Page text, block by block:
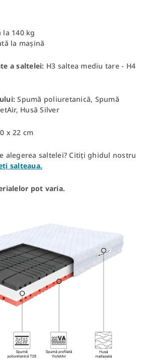
la 140 kg
la mașină
a saltelei: H3 saltea mediu tare - H4
Spumă poliuretanică, Spumă
Husă Silver
x 22 cm
alegerea saltelei? Citiți ghidul nostru
salteaua.
pot varia.